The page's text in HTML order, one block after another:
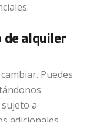
de alquiler
Puedes
a